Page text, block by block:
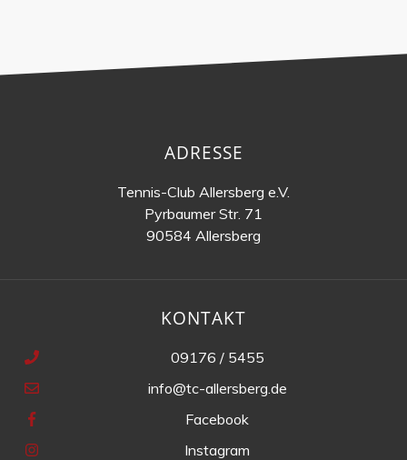
ADRESSE
Tennis-Club Allersberg e.V.
Pyrbaumer Str. 71
90584 Allersberg
KONTAKT
09176 / 5455
info@tc-allersberg.de
Facebook
Instagram